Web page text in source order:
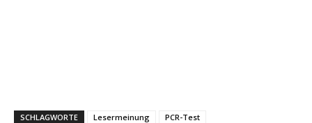
SCHLAGWORTE Lesermeinung
PCR-Test